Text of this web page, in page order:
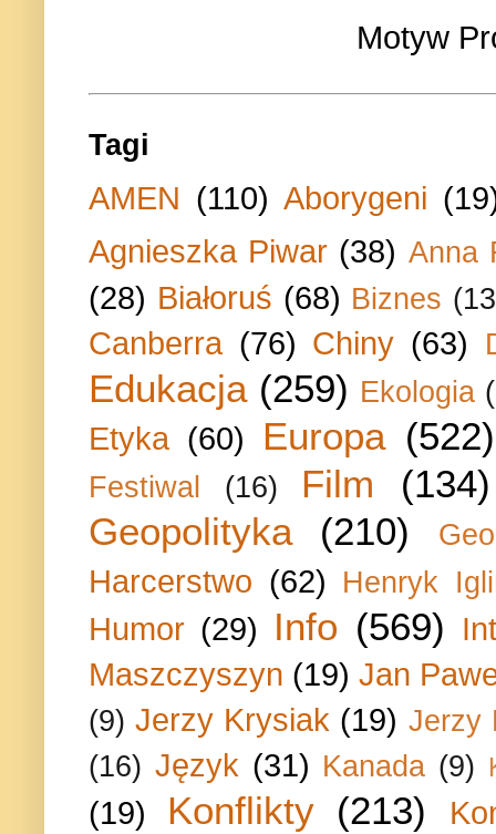
Motyw
Tagi
AMEN (110) Aborygeni
Agnieszka Piwar (38) Anna
(28) Białoruś (68) Biznes
Canberra (76) Chiny (63)
Edukacja (259) Ekologia
Etyka (60) Europa (522)
Festiwal (16) Film
(134)
Geopolityka
(210)
Harcerstwo (62) Henryk
Humor (29) Info (569)
Maszczyszyn (19) Jan
(9) Jerzy Krysiak (19) Jerzy
(16) Język (31) Kanada (9)
(19) Konflikty (213)